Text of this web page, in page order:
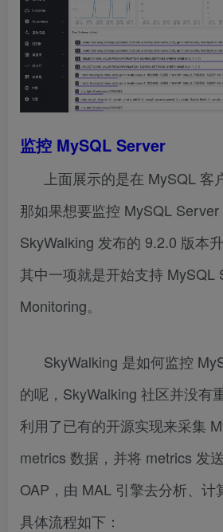
监控 MySQL Server
上面展示的是在 MySQL 客
那如果想要监控 MySQL Server
SkyWalking 发布的 9.2.0 版本
其中一项就是开始支持 MySQL
Monitoring。
SkyWalking 是如何监控
的呢，SkyWalking 社区并没有
利用了已有的开源实现来采集
metrics 数据，并将 metrics 发
OAP，由 MAL 引擎去分析、计
具体流程如下：